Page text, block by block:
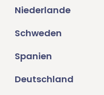
Niederlande
Schweden
Spanien
Deutschland